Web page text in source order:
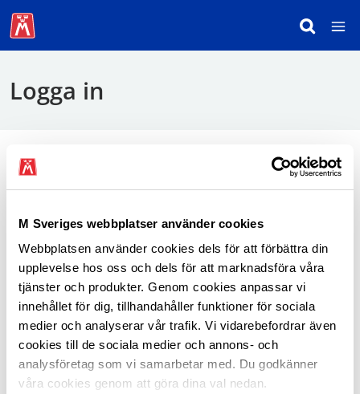
M Sveriges webbplatser använder cookies
Webbplatsen använder cookies dels för att förbättra din
upplevelse hos oss och dels för att marknadsföra våra
tjänster och produkter. Genom cookies anpassar vi
innehållet för dig, tillhandahåller funktioner för sociala
medier och analyserar vår trafik. Vi vidarebefordrar även
cookies till de sociala medier och annons- och
analysföretag som vi samarbetar med. Du godkänner
våra cookies genom att göra dina val nedan.
Logga in
För att logga in behöver du använda mobilt
BankID.
Logga in som medlem